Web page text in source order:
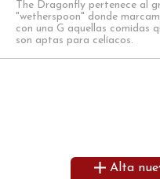
The Dragonfly pertenece al
"wetherspoon" donde
con una G aquellas comidas
son aptas para celíacos.
Alta